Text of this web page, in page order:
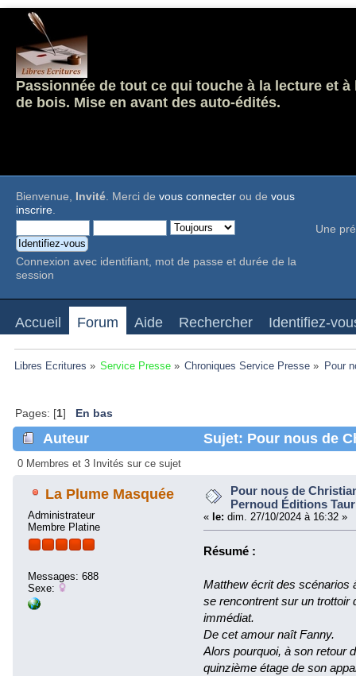
Passionnée de tout ce qui touche à la lecture et
de bois. Mise en avant des auto-édités.
Bienvenue, Invité. Merci de vous connecter ou de vous
inscrire.
Connexion avec identifiant, mot de passe et durée de la
session
Une
Accueil Forum Aide Rechercher Identifiez-
Libres Ecritures » Service Presse» Chroniques Service Presse » Pour
Pages: [1] En bas
Auteur
Sujet: Pour nous de
Taurnada (Lu 41665 fois)
0 Membres et 3 Invités sur ce sujet
La Plume Masquée
Administrateur
Membre Platine
Messages: 688
Sexe:
Pour nous de
Pernoud Éditions
« le: dim. 27/10/2024 à 16:32 »
Résumé :
Matthew écrit des scénarios
se rencontrent sur un trottoir
immédiat.
De cet amour naît Fanny.
Alors pourquoi, à son retour
quinzième étage de son